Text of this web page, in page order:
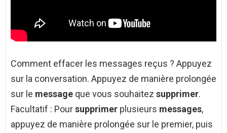
Comment effacer les messages reçus ? Appuyez
sur la conversation. Appuyez de manière prolongée
sur le message que vous souhaitez supprimer.
Facultatif : Poursupprimer plusieurs messages,
appuyez de manière prolongée sur le premier, puis